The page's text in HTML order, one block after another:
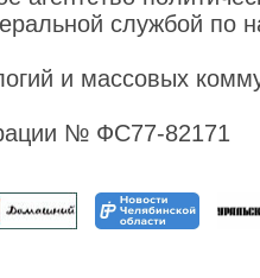
службой по
и массовых
№ ФС77-82171